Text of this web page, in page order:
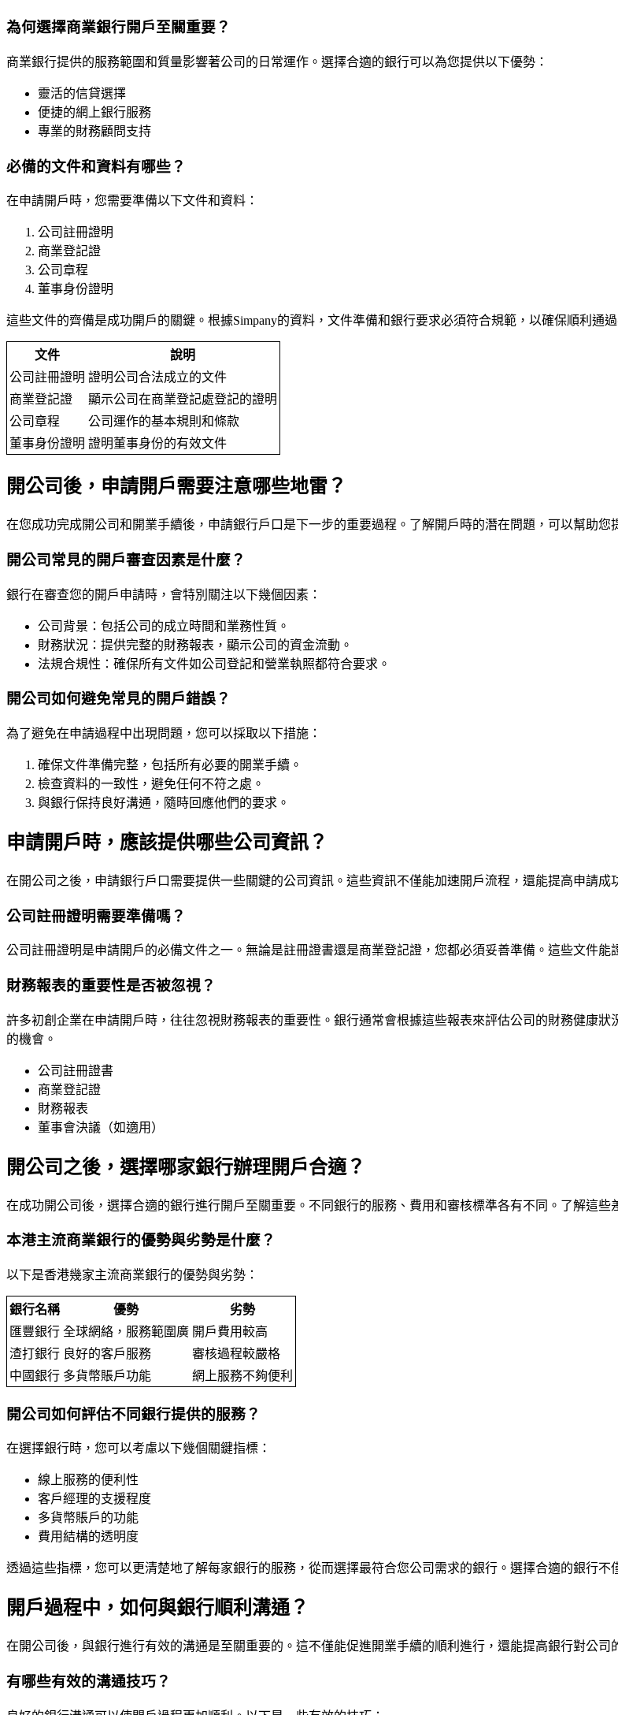
為何選擇商業銀行開戶至關重要？
商業銀行提供的服務範圍和質量影響著公司的日常運作。選擇合適的銀行可以為您提供以下優勢：
靈活的信貸選擇
便捷的網上銀行服務
專業的財務顧問支持
必備的文件和資料有哪些？
在申請開戶時，您需要準備以下文件和資料：
公司註冊證明
商業登記證
公司章程
董事身份證明
這些文件的齊備是成功開戶的關鍵。根據Simpany的資料，文件準備和銀行要求必須符合規範，以確保順利通過
文件
說明
公司註冊證明 證明公司合法成立的文件
商業登記證
顯示公司在商業登記處登記的證明
公司章程
公司運作的基本規則和條款
董事身份證明 證明董事身份的有效文件
開公司後，申請開戶需要注意哪些地雷？
在您成功完成開公司和開業手續後，申請銀行戶口是下一步的重要過程。了解開戶時的潛在問題，可以幫助
開公司常見的開戶審查因素是什麼？
銀行在審查您的開戶申請時，會特別關注以下幾個因素：
公司背景：包括公司的成立時間和業務性質。
財務狀況：提供完整的財務報表，顯示公司的資金流動。
法規合規性：確保所有文件如公司登記和營業執照都符合要求。
開公司如何避免常見的開戶錯誤？
為了避免在申請過程中出現問題，您可以採取以下措施：
確保文件準備完整，包括所有必要的開業手續。
檢查資料的一致性，避免任何不符之處。
與銀行保持良好溝通，隨時回應他們的要求。
申請開戶時，應該提供哪些公司資訊？
在開公司之後，申請銀行戶口需要提供一些關鍵的公司資訊。這些資訊不僅能加速開戶流程，還能提高申請成
公司註冊證明需要準備嗎？
公司註冊證明是申請開戶的必備文件之一。無論是註冊證書還是商業登記證，您都必須妥善準備。這些文件
財務報表的重要性是否被忽視？
許多初創企業在申請開戶時，往往忽視財務報表的重要性。銀行通常會根據這些報表來評估公司的財務健康
的機會。
公司註冊證書
商業登記證
財務報表
董事會決議（如適用）
開公司之後，選擇哪家銀行辦理開戶合適？
在成功開公司後，選擇合適的銀行進行開戶至關重要。不同銀行的服務、費用和審核標準各有不同。了解這些
本港主流商業銀行的優勢與劣勢是什麼？
以下是香港幾家主流商業銀行的優勢與劣勢：
銀行名稱 優勢
劣勢
匯豐銀行 全球網絡，服務範圍廣 開戶費用較高
渣打銀行 良好的客戶服務
審核過程較嚴格
中國銀行 多貨幣賬戶功能 網上服務不夠便利
開公司如何評估不同銀行提供的服務？
在選擇銀行時，您可以考慮以下幾個關鍵指標：
線上服務的便利性
客戶經理的支援程度
多貨幣賬戶的功能
費用結構的透明度
透過這些指標，您可以更清楚地了解每家銀行的服務，從而選擇最符合您公司需求的銀行。選擇合適的銀行
開戶過程中，如何與銀行順利溝通？
在開公司後，與銀行進行有效的溝通是至關重要的。這不僅能促進開業手續的順利進行，還能提高銀行對公
有哪些有效的溝通技巧？